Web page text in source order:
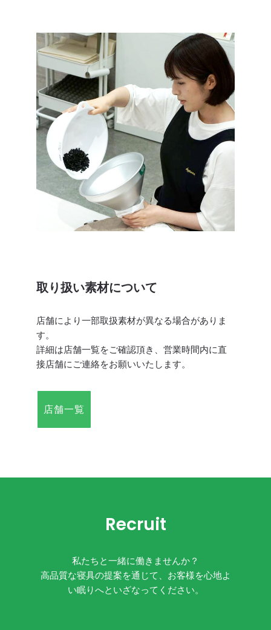
取り扱い素材について
店舗により一部取扱素材が異なる場合がありま
す。
詳細は店舗一覧をご確認頂き、営業時間内に直
接店舗にご連絡をお願いいたします。
店舗一覧
Recruit
私たちと一緒に働きませんか？
高品質な寝具の提案を通じて、お客様を心地よ
い眠りへといざなってください。